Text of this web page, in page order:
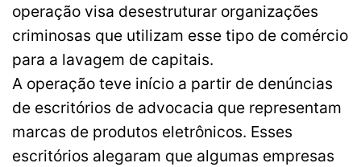
operação visa desestruturar organizações
criminosas que utilizam esse tipo de comércio
para a lavagem de capitais.
A operação teve início a partir de denúncias
de escritórios de advocacia que representam
marcas de produtos eletrônicos. Esses
escritórios alegaram que algumas empresas